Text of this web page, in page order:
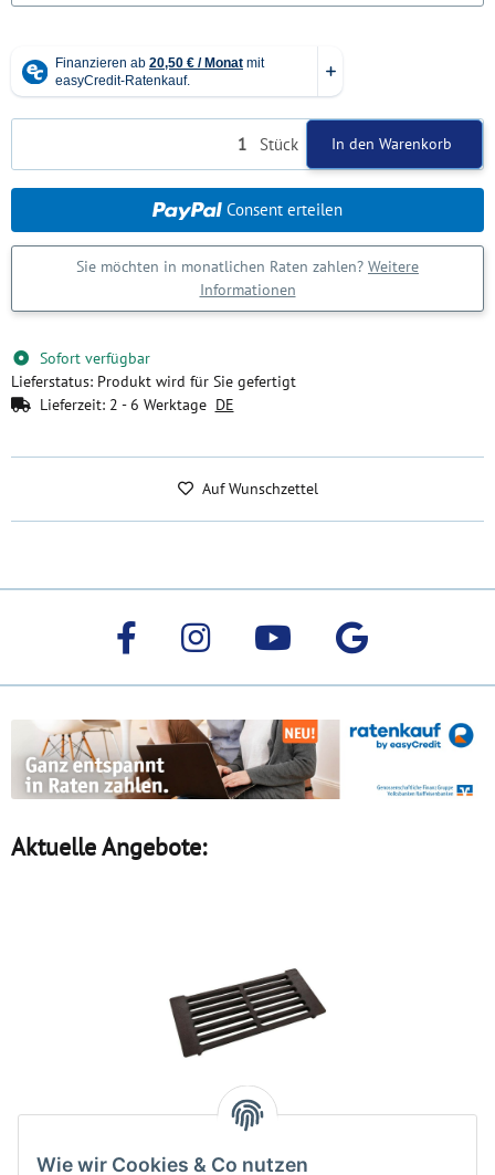
Wie wir Cookies & Co nutzen
Stück In den Warenkorb
Consent erteilen
Sie möchten in monatlichen Raten zahlen? Weitere
Informationen
Sofort verfügbar
Lieferstatus: Produkt wird für Sie gefertigt
Lieferzeit: 2 - 6 Werktage DE
Auf Wunschzettel
Aktuelle Angebote: